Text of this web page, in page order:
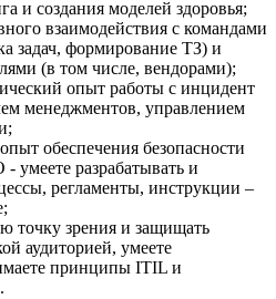
и создания моделей здоровья;
взаимодействия с командами
задач, формирование ТЗ) и
(в том числе, вендорами);
опыт работы с инцидент
менеджментов, управлением
обеспечения безопасности
умеете разрабатывать и
регламенты, инструкции –
точку зрения и защищать
аудиторией, умеете
принципы ITIL и